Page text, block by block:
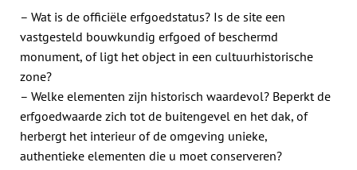
– Wat is de officiële erfgoedstatus? Is de site een
vastgesteld bouwkundig erfgoed of beschermd
monument, of ligt het object in een cultuurhistorische
zone?
– Welke elementen zijn historisch waardevol? Beperkt de
erfgoedwaarde zich tot de buitengevel en het dak, of
herbergt het interieur of de omgeving unieke,
authentieke elementen die u moet conserveren?